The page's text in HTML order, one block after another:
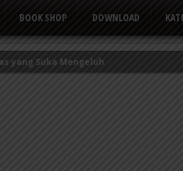
BOOK SHOP DOWNLOAD
yang Suka Mengeluh
Ekor Kerbau